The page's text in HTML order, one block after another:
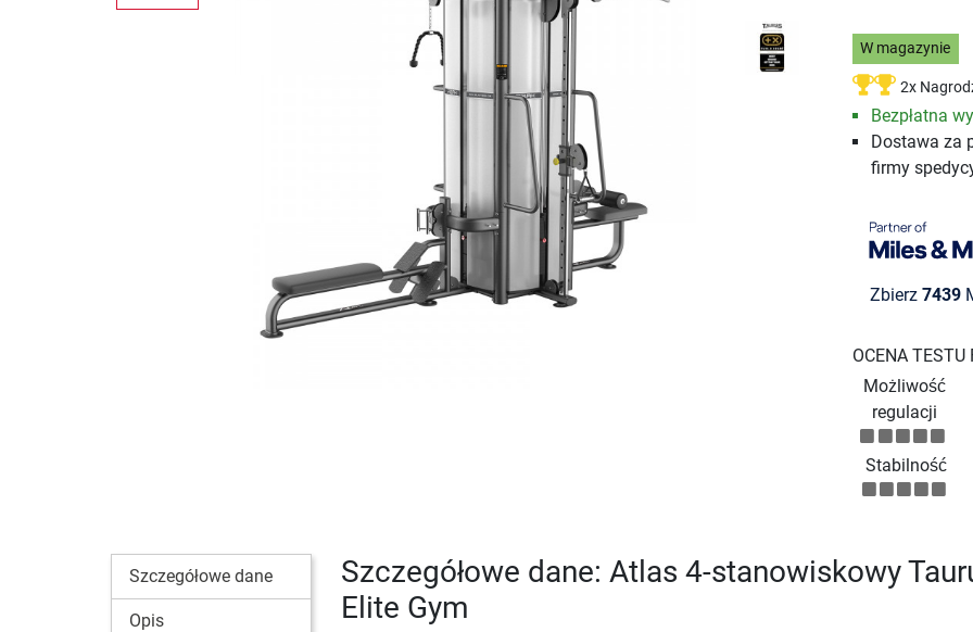
W magazynie
2x
Bezpłatna
Dostawa za
firmy
Zbierz 7439
OCENA
Możliwość
regulacji
Stabilność
Szczegółowe dane
Opis
Szczegółowe dane: Atlas 4-stanowiskowy
Elite Gym